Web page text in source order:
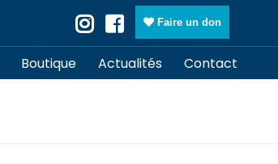
Faire un don
Boutique Actualités Contact